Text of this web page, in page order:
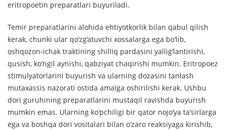
eritropoetin preparatlari buyuriladi.
Temir preparatlarini alohida ehtiyotkorlik bilan qabul qilish
kerak, chunki ular qo‘zg‘atuvchi xossalarga ega bo‘lib,
oshqozon-ichak traktining shilliq pardasini yallig‘lantirishi,
qusish, ko‘ngil aynishi, qabziyat chaqirishi mumkin. Eritropoez
stimulyatorlarini buyurish va ularning dozasini tanlash
mutaxassis nazorati ostida amalga oshirilishi kerak. Ushbu
dori guruhining preparatlarini mustaqil ravishda buyurish
mumkin emas. Ularning ko‘pchiligi bir qator nojo‘ya ta’sirlarga
ega va boshqa dori vositalari bilan o‘zaro reaksiyaga kirishib,